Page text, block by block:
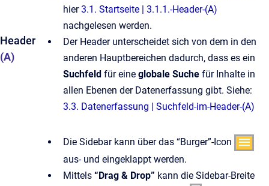
Header
(A)
hier3.1. Startseite | 3.1.1.-Header-(A)
nachgelesen werden.
Der Header unterscheidet sich von dem in den
anderen Hauptbereichen dadurch, dass es ein
Suchfeld für eine globale Suche für Inhalte in
allen Ebenen der Datenerfassung gibt. Siehe:
3.3. Datenerfassung | Suchfeld-im-Header-(A)
Die Sidebar kann über das “Burger”-Icon
aus- und eingeklappt werden.
Mittels “Drag & Drop” kann die Sidebar-Breite